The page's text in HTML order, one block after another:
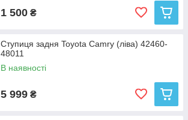
1 500 ₴
Ступиця задня Toyota Camry (ліва) 42460-
48011
В наявності
5 999 ₴